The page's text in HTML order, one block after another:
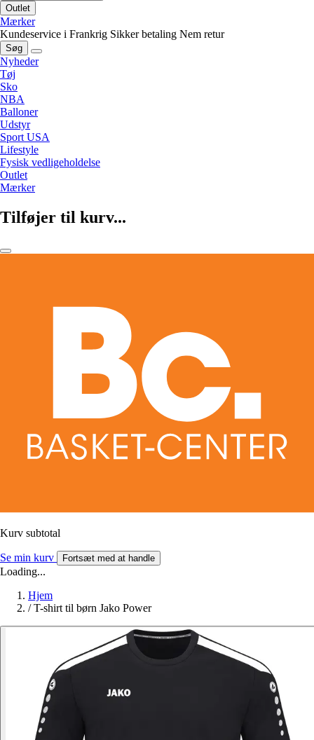
Outlet
Mærker
Kundeservice i Frankrig Sikker betaling Nem retur
Søg
Nyheder
Tøj
Sko
NBA
Balloner
Udstyr
Sport USA
Lifestyle
Fysisk vedligeholdelse
Outlet
Mærker
Tilføjer til kurv...
Kurv subtotal
Se min kurv Fortsæt med at handle
Loading...
Hjem
/ T-shirt til børn Jako Power